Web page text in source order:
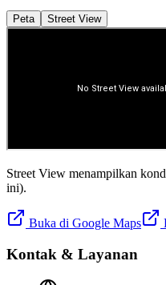
Peta Street View
Street View menampilkan
ini).
Buka di Google Maps
Kontak & Layanan